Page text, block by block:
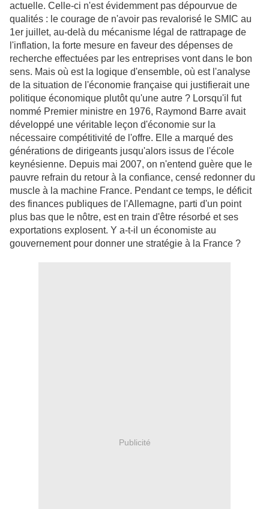
actuelle. Celle-ci n'est évidemment pas dépourvue de
qualités : le courage de n'avoir pas revalorisé le SMIC au
1er juillet, au-delà du mécanisme légal de rattrapage de
l'inflation, la forte mesure en faveur des dépenses de
recherche effectuées par les entreprises vont dans le bon
sens. Mais où est la logique d'ensemble, où est l'analyse
de la situation de l'économie française qui justifierait une
politique économique plutôt qu'une autre ? Lorsqu'il fut
nommé Premier ministre en 1976, Raymond Barre avait
développé une véritable leçon d'économie sur la
nécessaire compétitivité de l'offre. Elle a marqué des
générations de dirigeants jusqu'alors issus de l'école
keynésienne. Depuis mai 2007, on n'entend guère que le
pauvre refrain du retour à la confiance, censé redonner du
muscle à la machine France. Pendant ce temps, le déficit
des finances publiques de l'Allemagne, parti d'un point
plus bas que le nôtre, est en train d'être résorbé et ses
exportations explosent. Y a-t-il un économiste au
gouvernement pour donner une stratégie à la France ?
Publicité